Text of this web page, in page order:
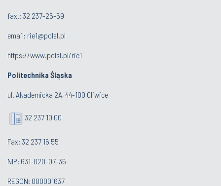
fax.: 32 237-25-59
email: rie1@polsl.pl
https://www.polsl.pl/rie1
Politechnika Śląska
ul. Akademicka 2A, 44-100 Gliwice
32 237 10 00
Fax: 32 237 16 55
NIP: 631-020-07-36
REGON: 000001637